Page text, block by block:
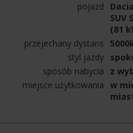
pojazd
SUV
(81
przejechany dystans
styl jazdy
sposób nabycia
z
miejsce użytkowania w